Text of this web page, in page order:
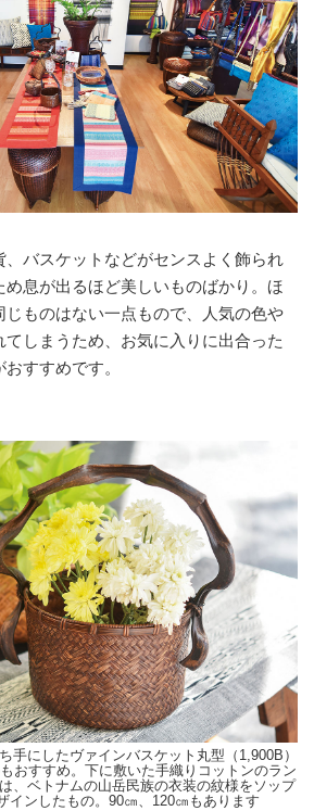
、バスケットなどがセンスよく飾られ
息が出るほど美しいものばかり。ほ
じものはない一点もので、人気の色や
しまうため、お気に入りに出合った
すすめです。
手にしたヴァインバスケット丸型（1,900B）
おすすめ。下に敷いた手織りコットンのラン
、ベトナムの山岳民族の衣装の紋様をソップ
インしたもの。90㎝、120㎝もあります